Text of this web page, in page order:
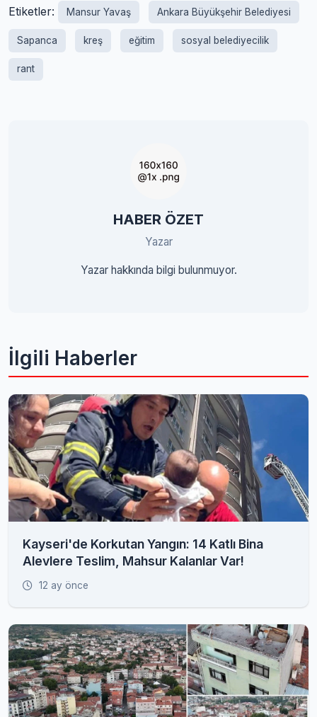
Etiketler: Mansur Yavaş Ankara Büyükşehir Belediyesi
Sapanca kreş eğitim sosyal belediyecilik
rant
HABER ÖZET
Yazar
Yazar hakkında bilgi bulunmuyor.
İlgili Haberler
Kayseri'de Korkutan Yangın: 14 Katlı Bina
Alevlere Teslim, Mahsur Kalanlar Var!
12 ay önce